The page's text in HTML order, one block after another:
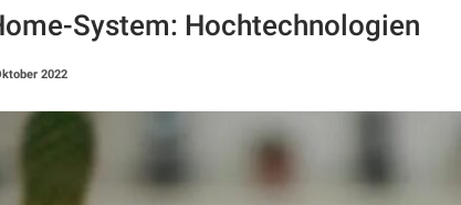
System: Hochtechnologien
2022